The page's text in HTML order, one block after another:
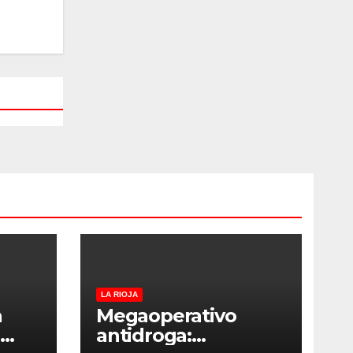
LA RIOJA
Megaoperativo
antidroga: